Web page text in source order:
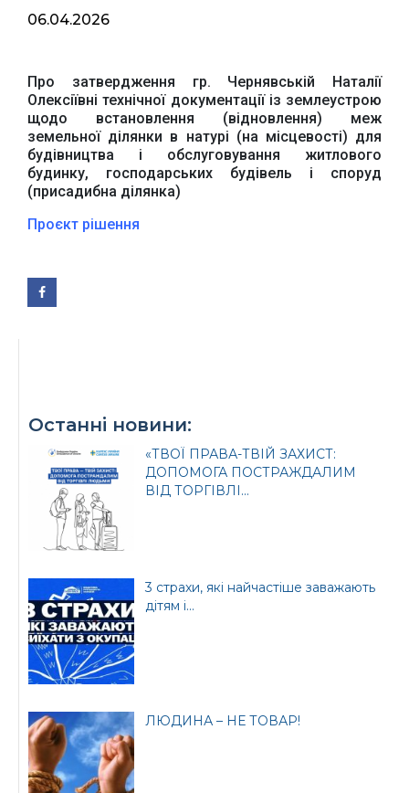
06.04.2026
Про затвердження гр. Чернявській Наталії
Олексіївні технічної документації із землеустрою
щодо встановлення (відновлення) меж
земельної ділянки в натурі (на місцевості) для
будівництва і обслуговування житлового
будинку, господарських будівель і споруд
(присадибна ділянка)
Проєкт рішення
Останні новини:
«ТВОЇ ПРАВА-ТВІЙ ЗАХИСТ:
ДОПОМОГА ПОСТРАЖДАЛИМ
ВІД ТОРГІВЛІ...
3 страхи, які найчастіше заважають
дітям і...
ЛЮДИНА – НЕ ТОВАР!
Офіційний веб-сайт
Верховної Ради
Офіційний веб-сайт
Бориспільської РДА
Офіційний веб-сайт